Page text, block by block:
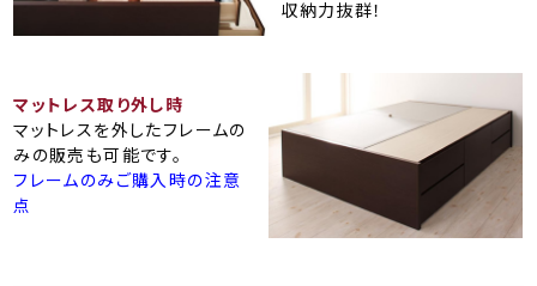
収納力抜群！
マットレス取り外し時
マットレスを外したフレームの
みの販売も可能です。
フレームのみご購入時の注意
点